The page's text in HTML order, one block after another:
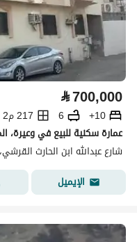
⃁700,000
10+
6
217 م2
عمارة سكنية للبيع في وعيرة،
شارع عبدالله ابن الحارث
الإيميل